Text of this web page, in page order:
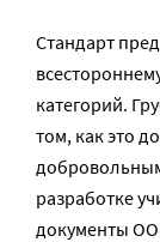
Стандарт
категорий.
том, как это
разработке
документы